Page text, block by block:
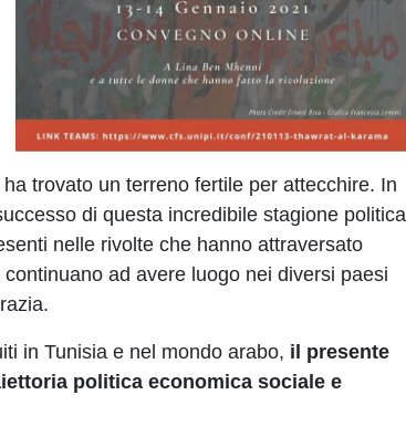
trovato un terreno fertile per attecchire. In
di questa incredibile stagione politica
nelle rivolte che hanno attraversato
ad avere luogo nei diversi paesi
in Tunisia e nel mondo arabo, il presente
politica economica sociale e